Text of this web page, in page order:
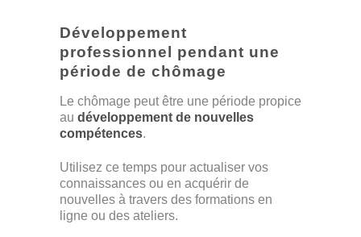
Développement
professionnel pendant une
période de chômage
Le chômage peut être une période propice
au développement de nouvelles
compétences.
Utilisez ce temps pour actualiser vos
connaissances ou en acquérir de
nouvelles à travers des formations en
ligne ou des ateliers.